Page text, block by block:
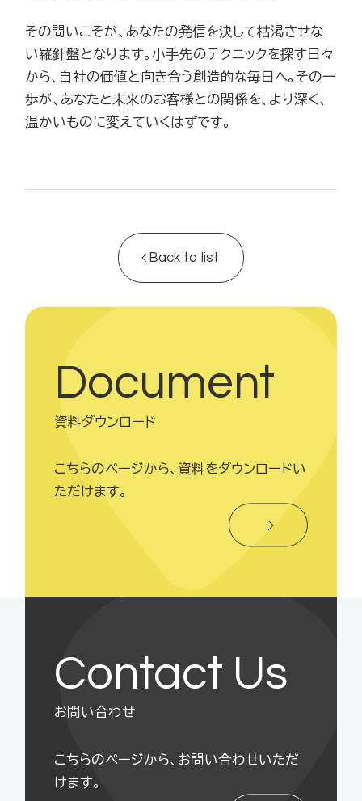
その問いこそが、あなたの発信を決して枯渇させな
い羅針盤となります。小手先のテクニックを探す日々
から、自社の価値と向き合う創造的な毎日へ。その一
歩が、あなたと未来のお客様との関係を、より深く、
温かいものに変えていくはずです。
Back to list
Document
資料ダウンロード
こちらのページから、資料をダウンロードい
ただけます。
Contact Us
お問い合わせ
こちらのページから、お問い合わせいただ
けます。